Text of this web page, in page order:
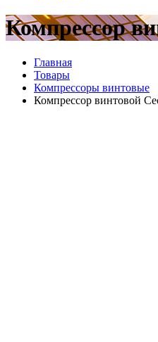
Компрессор
Главная
Товары
Компрессоры винтовые
Компрессор винтовой